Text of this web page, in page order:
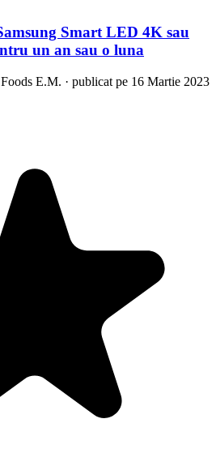
Smart LED 4K sau
un an sau o luna
E.M. · publicat pe 16 Martie 2023